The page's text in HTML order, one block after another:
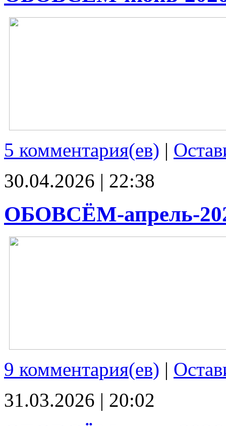
5 комментария(ев) |
30.04.2026 | 22:38
ОБОВСЁМ-апрель-
9 комментария(ев) |
31.03.2026 | 20:02